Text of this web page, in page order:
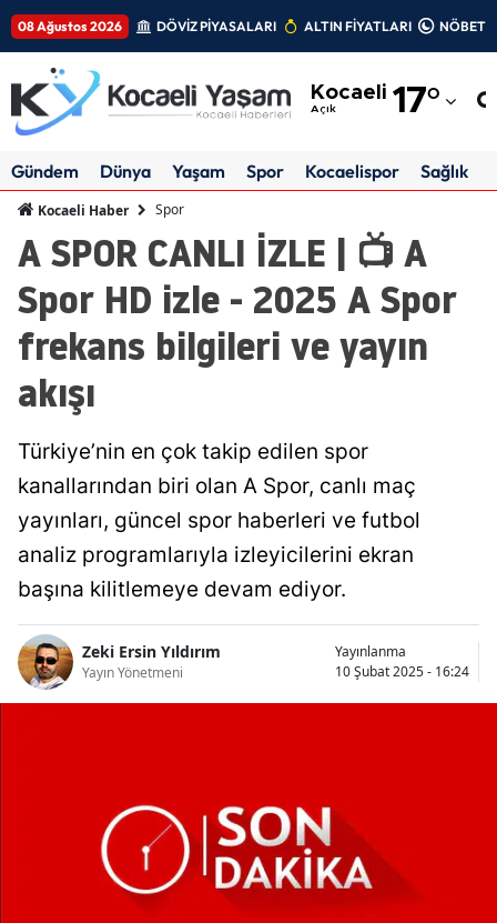
08 Ağustos 2026 DÖVİZ PİYASALARI ALTIN FİYATLARI
Kocaeli
Açık 17°
Adıyaman
Amasya
Ankara
Antalya
Balıkesir
Bilecik
Bingöl
Bolu
Burdur
Çankırı
Çorum
Gündem Dünya Yaşam Spor Kocaelispor Sağlık
Kocaeli Haber Spor
A SPOR CANLI İZLE | 📺 A
Spor HD izle - 2025 A Spor
frekans bilgileri ve yayın
akışı
Türkiye’nin en çok takip edilen spor
kanallarından biri olan A Spor, canlı maç
yayınları, güncel spor haberleri ve futbol
analiz programlarıyla izleyicilerini ekran
başına kilitlemeye devam ediyor.
Zeki Ersin Yıldırım
Yayın Yönetmeni
Yayınlanma
10 Şubat 2025 - 16:24